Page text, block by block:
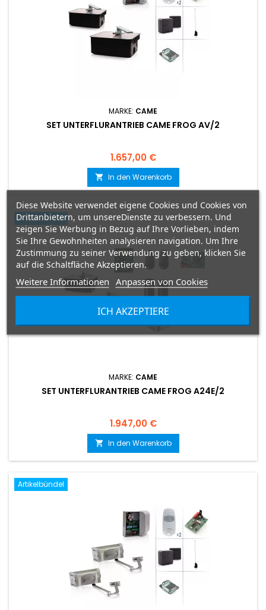
MARKE: CAME
SET UNTERFLURANTRIEB CAME FROG AV/2
Preis
1.657,00 €
 In den Warenkorb
Artikelbündel
MARKE: CAME
SET UNTERFLURANTRIEB CAME FROG A24E/2
Preis
1.947,00 €
 In den Warenkorb
Artikelbündel
Diese Website verwendet eigene Cookies und Cookies von
Drittanbietern, um unsereDienste zu verbessern. Und
zeigen Sie Werbung in Bezug auf Ihre Vorlieben, indem
Sie Ihre Gewohnheiten analysieren navigation. Um Ihre
Zustimmung zu seiner Verwendung zu geben, klicken Sie
auf die Schaltfläche Akzeptieren.
Weitere Informationen Anpassen von Cookies
ICH AKZEPTIERE